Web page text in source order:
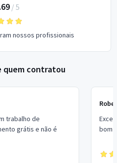
/ 5
nossos profissionais
quem contratou
trabalho de
grátis e não é
bom